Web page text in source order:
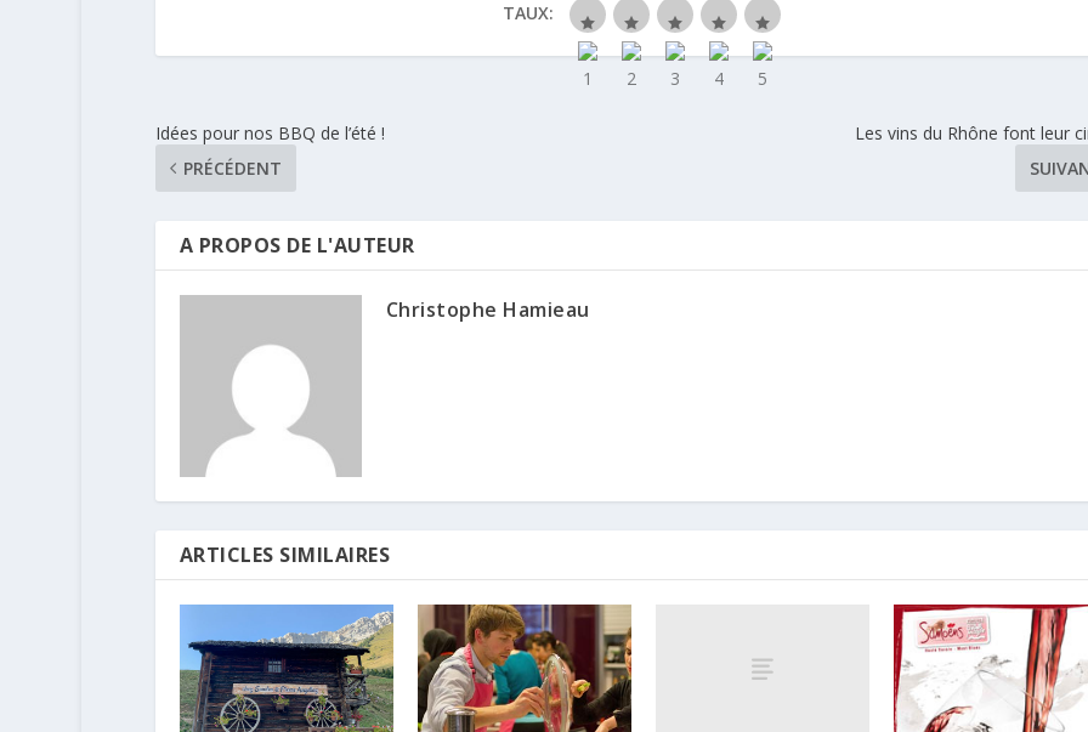
TAUX:
Idées pour nos BBQ de l’été !
PRÉCÉDENT
Les vins du Rhône font leur
A PROPOS DE L'AUTEUR
Christophe Hamieau
ARTICLES SIMILAIRES